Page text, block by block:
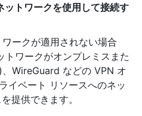
トワークを使用して接続す
ークが適用されない場合
ワークがオンプレミスまた
WireGuard などの VPN オ
イベート リソースへのネッ
提供できます。